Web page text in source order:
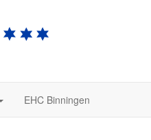
EHC Binningen